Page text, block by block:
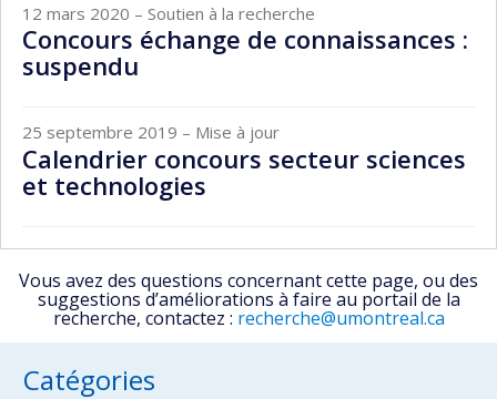
12 mars 2020 – Soutien à la recherche
Concours échange de connaissances :
suspendu
25 septembre 2019 – Mise à jour
Calendrier concours secteur sciences
et technologies
Vous avez des questions concernant cette page, ou des
suggestions d’améliorations à faire au portail de la
recherche, contactez : recherche@umontreal.ca
Catégories